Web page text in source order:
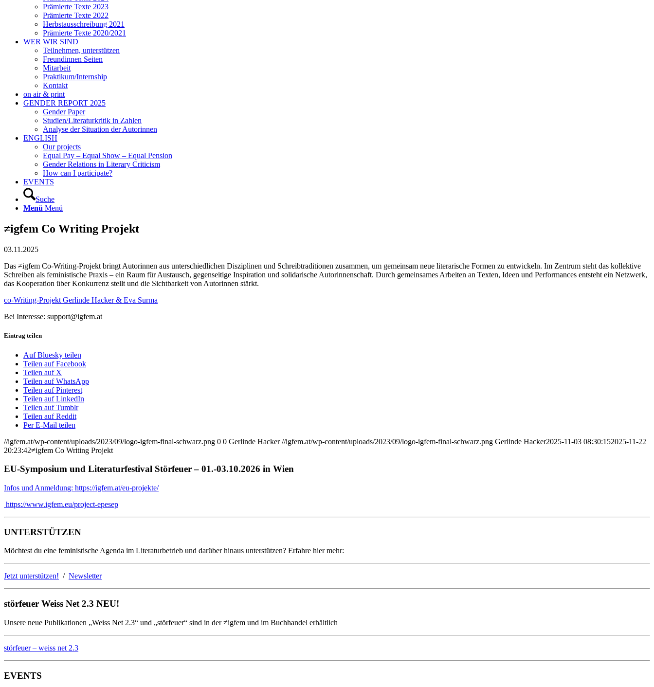
Prämierte Texte 2023
Prämierte Texte 2022
Herbstausschreibung 2021
Prämierte Texte 2020/2021
WER WIR SIND
Teilnehmen, unterstützen
Freundinnen Seiten
Mitarbeit
Praktikum/Internship
Kontakt
on air & print
GENDER REPORT 2025
Gender Paper
Studien/Literaturkritik in Zahlen
Analyse der Situation der Autorinnen
ENGLISH
Our projects
Equal Pay – Equal Show – Equal Pension
Gender Relations in Literary Criticism
How can I participate?
EVENTS
Suche
Menü Menü
≠igfem Co Writing Projekt
03.11.2025
Das ≠igfem Co-Writing-Projekt bringt Autorinnen aus unterschiedlichen Disziplinen und Schreibtraditionen zusammen, um gemeinsam neue literarische Formen zu entwickeln. Im Zentrum steht das kollektive
Schreiben als feministische Praxis – ein Raum für Austausch, gegenseitige Inspiration und solidarische Autorinnenschaft. Durch gemeinsames Arbeiten an Texten, Ideen und Performances entsteht ein Netzwerk,
das Kooperation über Konkurrenz stellt und die Sichtbarkeit von Autorinnen stärkt.
co-Writing-Projekt Gerlinde Hacker & Eva Surma
Bei Interesse: support@igfem.at
Eintrag teilen
Auf Bluesky teilen
Teilen auf Facebook
Teilen auf X
Teilen auf WhatsApp
Teilen auf Pinterest
Teilen auf LinkedIn
Teilen auf Tumblr
Teilen auf Reddit
Per E-Mail teilen
//igfem.at/wp-content/uploads/2023/09/logo-igfem-final-schwarz.png 0 0 Gerlinde Hacker //igfem.at/wp-content/uploads/2023/09/logo-igfem-final-schwarz.png Gerlinde Hacker2025-11-03 08:30:152025-11-22
20:23:42≠igfem Co Writing Projekt
EU-Symposium und Literaturfestival Störfeuer – 01.-03.10.2026 in Wien
Infos und Anmeldung: https://igfem.at/eu-projekte/
https://www.igfem.eu/project-epesep
UNTERSTÜTZEN
Möchtest du eine feministische Agenda im Literaturbetrieb und darüber hinaus unterstützen? Erfahre hier mehr:
Jetzt unterstützen! / Newsletter
störfeuer Weiss Net 2.3 NEU!
Unsere neue Publikationen „Weiss Net 2.3“ und „störfeuer“ sind in der ≠igfem und im Buchhandel erhältlich
störfeuer – weiss net 2.3
EVENTS